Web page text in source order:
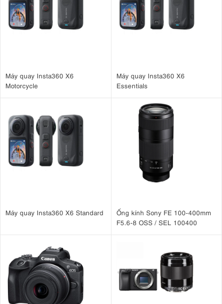
Máy quay Insta360 X6
Motorcycle
Máy quay Insta360 X6
Essentials
Máy quay Insta360 X6 Standard
Ống kính Sony FE 100-400mm
F5.6-8 OSS / SEL 100400